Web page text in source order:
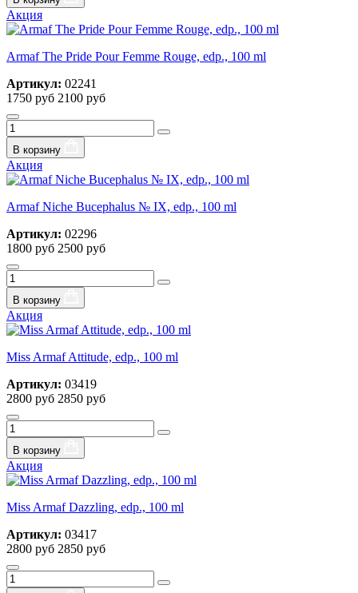
Акция
Armaf The Pride Pour Femme Rouge, edp., 100 ml
Артикул: 02241
1750 руб 2100 руб
В корзину
Акция
Armaf Niche Bucephalus № IX, edp., 100 ml
Артикул: 02296
1800 руб 2500 руб
В корзину
Акция
Miss Armaf Attitude, edp., 100 ml
Артикул: 03419
2800 руб 2850 руб
В корзину
Акция
Miss Armaf Dazzling, edp., 100 ml
Артикул: 03417
2800 руб 2850 руб